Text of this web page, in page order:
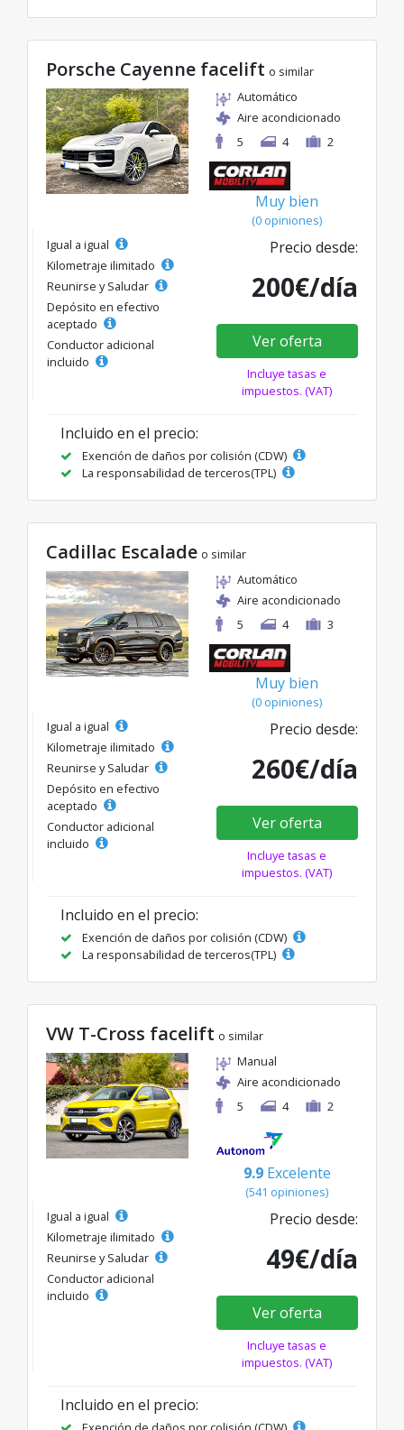
Porsche Cayenne facelift o similar
Automático
Aire acondicionado
5
4 2
Muy bien
(0 opiniones)
Igual a igual
Kilometraje ilimitado
Reunirse y Saludar
Depósito en efectivo
aceptado
Conductor adicional
incluido
Precio desde:
200€/día
Ver oferta
Incluye tasas e
impuestos. (VAT)
Incluido en el precio:
Exención de daños por colisión (CDW)
La responsabilidad de terceros(TPL)
Cadillac Escalade o similar
Automático
Aire acondicionado
5
4 3
Muy bien
(0 opiniones)
Igual a igual
Kilometraje ilimitado
Reunirse y Saludar
Depósito en efectivo
aceptado
Conductor adicional
incluido
Precio desde:
260€/día
Ver oferta
Incluye tasas e
impuestos. (VAT)
Incluido en el precio:
Exención de daños por colisión (CDW)
La responsabilidad de terceros(TPL)
VW T-Cross facelift o similar
Manual
Aire acondicionado
5
4 2
9.9 Excelente
(541 opiniones)
Igual a igual
Kilometraje ilimitado
Reunirse y Saludar
Conductor adicional
incluido
Precio desde:
49€/día
Ver oferta
Incluye tasas e
impuestos. (VAT)
Incluido en el precio: